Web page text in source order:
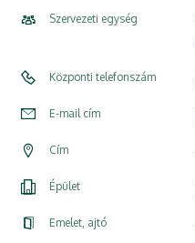
Szervezeti egység
Központi telefonszám
E-mail cím
Cím
Épület
Emelet, ajtó